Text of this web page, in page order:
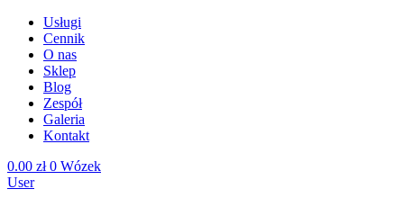
Usługi
Cennik
O nas
Sklep
Blog
Zespół
Galeria
Kontakt
0.00 zł 0 Wózek
User